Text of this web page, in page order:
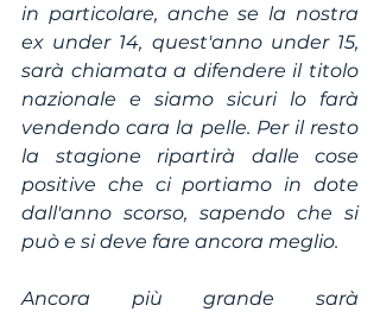
in particolare, anche se la nostra
ex under 14, quest'anno under 15,
sarà chiamata a difendere il titolo
nazionale e siamo sicuri lo farà
vendendo cara la pelle. Per il resto
la stagione ripartirà dalle cose
positive che ci portiamo in dote
dall'anno scorso, sapendo che si
può e si deve fare ancora meglio.
Ancora più grande sarà